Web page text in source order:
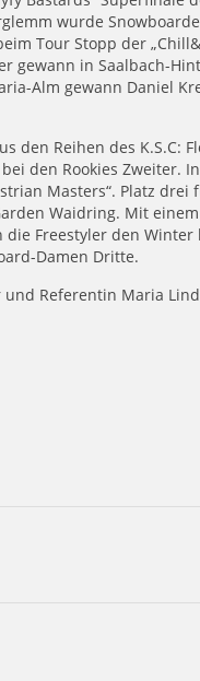
wurde
Tour Stopp der
gewann in Saalbach-
Alm gewann Daniel
den Reihen des K.S.C:
den Rookies Zweiter.
Masters“. Platz drei
Waidring. Mit
Freestyler den Winter
Damen Dritte.
Referentin Maria